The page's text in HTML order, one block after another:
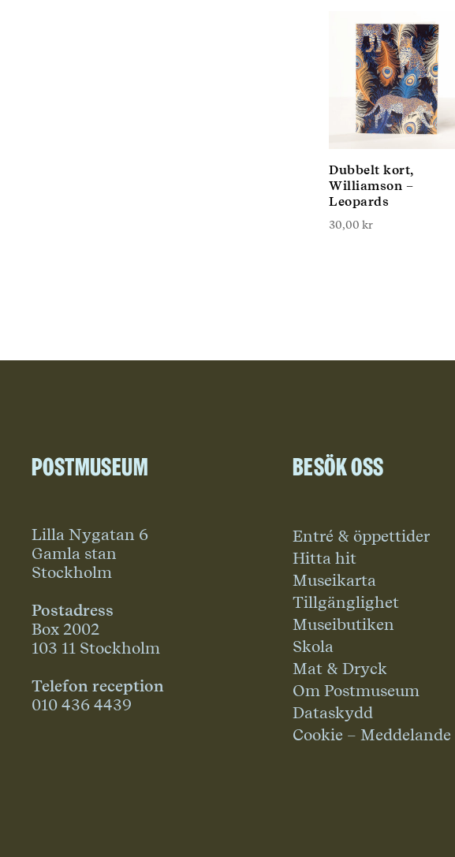
Dubbelt kort,
Williamson –
Leopards
30,00 kr
Postmuseum
Lilla Nygatan 6
Gamla stan
Stockholm
Postadress
Box 2002
103 11 Stockholm
Telefon reception
010 436 4439
Besök oss
Entré & öppettider
Hitta hit
Museikarta
Tillgänglighet
Museibutiken
Skola
Mat & Dryck
Om Postmuseum
Dataskydd
Cookie – Meddelande